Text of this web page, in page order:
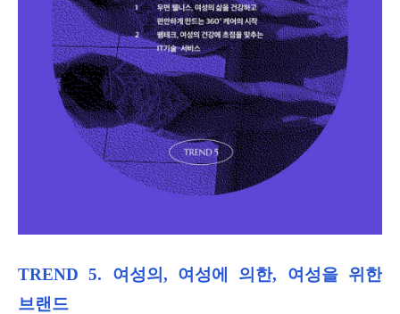
TREND 5. 여성의, 여성에 의한, 여성을 위한
브랜드